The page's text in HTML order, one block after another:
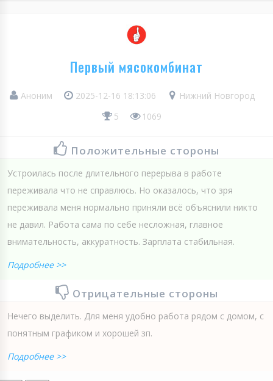
Первый мясокомбинат
Аноним 2025-12-16 18:13:06
Нижний Новгород
5
1069
Положительные стороны
Устроилась после длительного перерыва в работе
переживала что не справлюсь. Но оказалось, что зря
переживала меня нормально приняли всё объяснили никто
не давил. Работа сама по себе несложная, главное
внимательность, аккуратность. Зарплата стабильная.
Подробнее >>
Отрицательные стороны
Нечего выделить. Для меня удобно работа рядом с домом, с
понятным графиком и хорошей зп.
Подробнее >>